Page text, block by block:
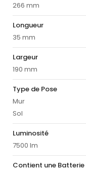
266 mm
Longueur
35 mm
Largeur
190 mm
Type de Pose
Mur
Sol
Luminosité
7500 lm
Contient une Batterie